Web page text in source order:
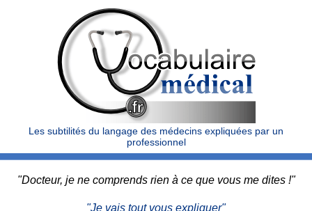
Les subtilités du langage des médecins expliquées par un
professionnel
"Docteur, je ne comprends rien à ce que vous me dites !"
"Je vais tout vous expliquer"